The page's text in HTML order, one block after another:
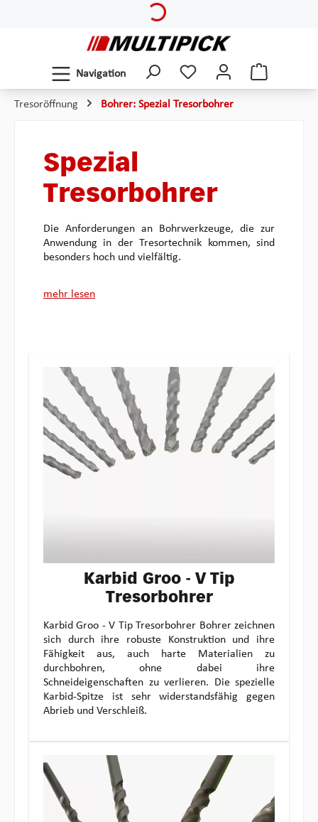
Navigation
Tresoröffnung Bohrer: Spezial Tresorbohrer
Spezial
Tresorbohrer
Die Anforderungen an Bohrwerkzeuge, die zur
Anwendung in der Tresortechnik kommen, sind
besonders hoch und vielfältig.
mehr lesen
Karbid Groo - V Tip
Tresorbohrer
Karbid Groo - V Tip Tresorbohrer Bohrer zeichnen
sich durch ihre robuste Konstruktion und ihre
Fähigkeit aus, auch harte Materialien zu
durchbohren, ohne dabei ihre
Schneideigenschaften zu verlieren. Die spezielle
Karbid-Spitze ist sehr widerstandsfähig gegen
Abrieb und Verschleiß.